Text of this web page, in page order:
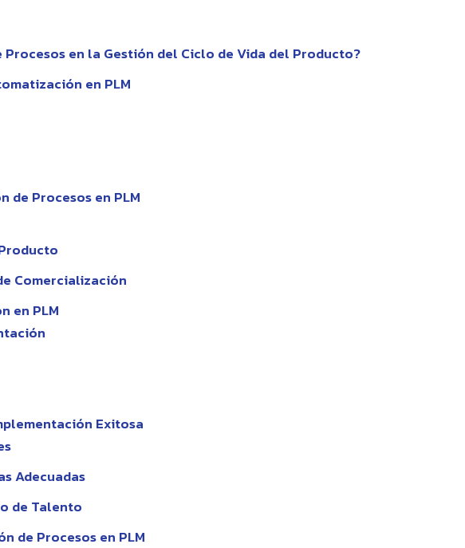
en la Gestión del Ciclo de Vida del Producto?
en PLM
de Procesos en PLM
Comercialización
en PLM
Exitosa
Adecuadas
de Talento
de Procesos en PLM